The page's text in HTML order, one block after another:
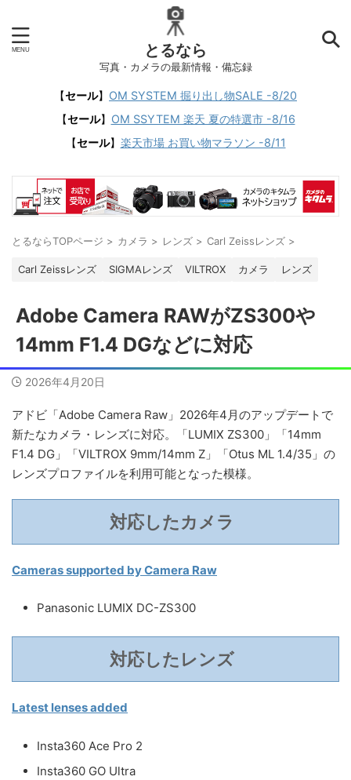
とるなら
写真・カメラの最新情報・備忘録
【セール】 OM SYSTEM 掘り出し物SALE -8/20
【セール】 OM SSYTEM 楽天 夏の特選市 -8/16
【セール】 楽天市場 お買い物マラソン -8/11
とるならTOPページ > カメラ > レンズ > Carl Zeissレンズ >
Carl Zeissレンズ SIGMAレンズ VILTROX カメラ レンズ
Adobe Camera RAWがZS300や
14mm F1.4 DGなどに対応
2026年4月20日
アドビ「Adobe Camera Raw」2026年4月のアップデートで
新たなカメラ・レンズに対応。「LUMIX ZS300」「14mm
F1.4 DG」「VILTROX 9mm/14mm Z」「Otus ML 1.4/35」の
レンズプロファイルを利用可能となった模様。
対応したカメラ
Cameras supported by Camera Raw
Panasonic LUMIX DC-ZS300
対応したレンズ
Latest lenses added
Insta360 Ace Pro 2
Insta360 GO Ultra